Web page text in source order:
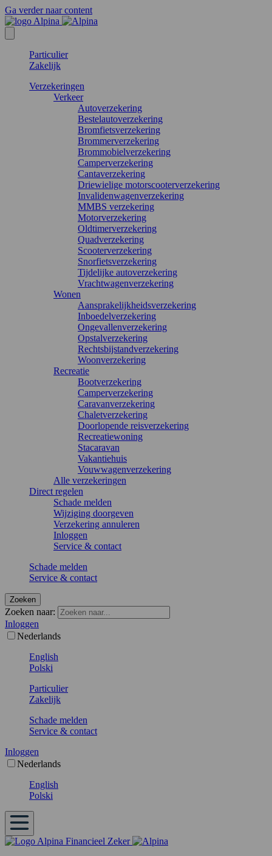
Ga verder naar content
Particulier
Zakelijk
Verzekeringen
Verkeer
Autoverzekering
Bestelautoverzekering
Bromfietsverzekering
Brommerverzekering
Brommobielverzekering
Camperverzekering
Cantaverzekering
Driewielige motorscooterverzekering
Invalidenwagenverzekering
MMBS verzekering
Motorverzekering
Oldtimerverzekering
Quadverzekering
Scooterverzekering
Snorfietsverzekering
Tijdelijke autoverzekering
Vrachtwagenverzekering
Wonen
Aansprakelijkheidsverzekering
Inboedelverzekering
Ongevallenverzekering
Opstalverzekering
Rechtsbijstandverzekering
Woonverzekering
Recreatie
Bootverzekering
Camperverzekering
Caravanverzekering
Chaletverzekering
Doorlopende reisverzekering
Recreatiewoning
Stacaravan
Vakantiehuis
Vouwwagenverzekering
Alle verzekeringen
Direct regelen
Schade melden
Wijziging doorgeven
Verzekering annuleren
Inloggen
Service & contact
Schade melden
Service & contact
Zoeken
Zoeken naar:
Inloggen
Nederlands
English
Polski
Particulier
Zakelijk
Schade melden
Service & contact
Inloggen
Nederlands
English
Polski